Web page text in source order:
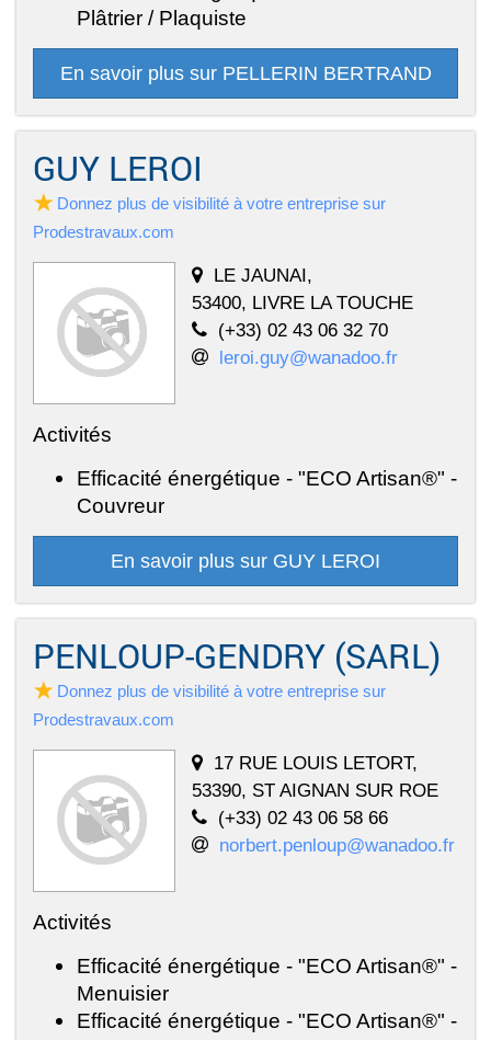
Plâtrier / Plaquiste
En savoir plus sur PELLERIN BERTRAND
GUY LEROI
Donnez plus de visibilité à votre entreprise sur
Prodestravaux.com
LE JAUNAI,
53400, LIVRE LA TOUCHE
(+33) 02 43 06 32 70
leroi.guy@wanadoo.fr
Activités
Efficacité énergétique - "ECO Artisan®" -
Couvreur
En savoir plus sur GUY LEROI
PENLOUP-GENDRY (SARL)
Donnez plus de visibilité à votre entreprise sur
Prodestravaux.com
17 RUE LOUIS LETORT,
53390, ST AIGNAN SUR ROE
(+33) 02 43 06 58 66
norbert.penloup@wanadoo.fr
Activités
Efficacité énergétique - "ECO Artisan®" -
Menuisier
Efficacité énergétique - "ECO Artisan®" -